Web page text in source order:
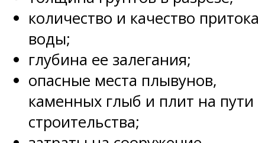
количество и качество притока
воды;
глубина ее залегания;
опасные места плывунов,
каменных глыб и плит на пути
строительства;